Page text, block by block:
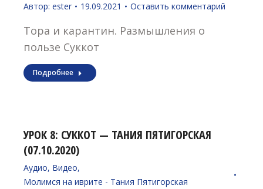
Автор: ester 19.09.2021 Оставить комментарий
Тора и карантин. Размышления о
пользе Суккот
Подробнее
УРОК 8: СУККОТ — ТАНИЯ ПЯТИГОРСКАЯ
(07.10.2020)
Аудио, Видео,
Молимся на иврите - Тания Пятигорская